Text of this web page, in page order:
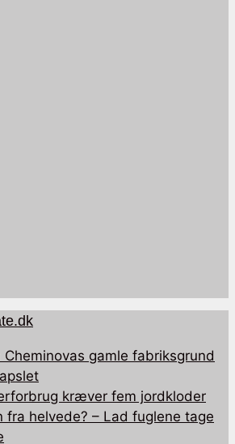
Cheminovas gamle fabriksgrund
kræver fem jordkloder
helvede? – Lad fuglene tage